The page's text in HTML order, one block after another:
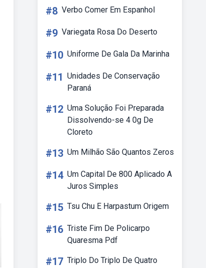
#8 Verbo Comer Em Espanhol
#9 Variegata Rosa Do Deserto
#10 Uniforme De Gala Da Marinha
#11 Unidades De Conservação
Paraná
#12 Uma Solução Foi Preparada
Dissolvendo-se 4 0g De
Cloreto
#13 Um Milhão São Quantos Zeros
#14 Um Capital De 800 Aplicado A
Juros Simples
#15 Tsu Chu E Harpastum Origem
#16 Triste Fim De Policarpo
Quaresma Pdf
#17 Triplo Do Triplo De Quatro